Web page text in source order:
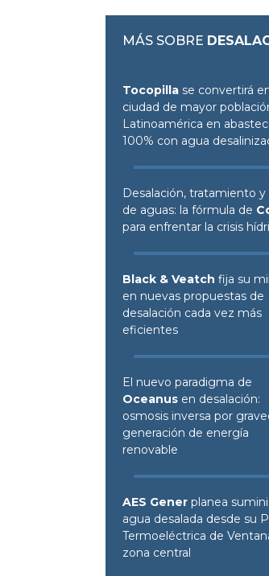
MÁS SOBRE
Tocopilla se convertirá
ciudad de mayor
Latinoamérica en
100% con agua
Desalación, tratamiento y
de aguas: la fórmula de
para enfrentar la crisis
Black & Veatch fija su
en nuevas propuestas de
desalación cada vez más
eficientes
El nuevo paradigma de
Oceanus en desalación:
osmosis inversa por
generación de energía
renovable
AES Gener planea
agua desalada desde su
Termoeléctrica de
zona central